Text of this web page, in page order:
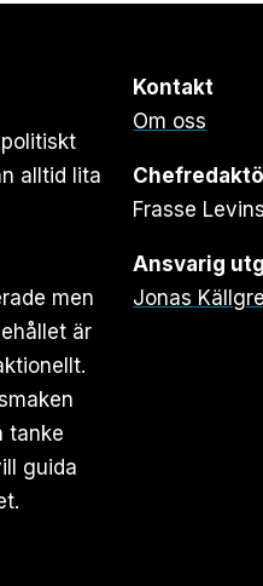
alltid lita
men
är
tanke
guida
Kontakt
Om oss
Frasse
Ansvarig
Jonas